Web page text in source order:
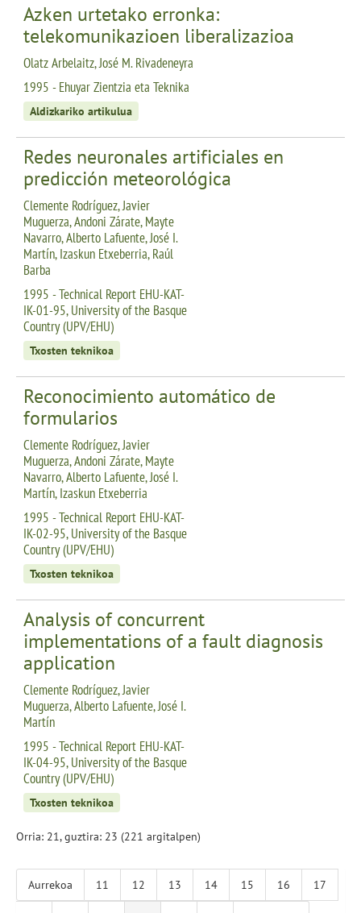
Azken urtetako erronka:
telekomunikazioen liberalizazioa
Olatz Arbelaitz, José M. Rivadeneyra
1995 - Ehuyar Zientzia eta Teknika
Aldizkariko artikulua
Redes neuronales artificiales en
predicción meteorológica
Clemente Rodríguez, Javier
Muguerza, Andoni Zárate, Mayte
Navarro, Alberto Lafuente, José I.
Martín, Izaskun Etxeberria, Raúl
Barba
1995 - Technical Report EHU-KAT-
IK-01-95, University of the Basque
Country (UPV/EHU)
Txosten teknikoa
Reconocimiento automático de
formularios
Clemente Rodríguez, Javier
Muguerza, Andoni Zárate, Mayte
Navarro, Alberto Lafuente, José I.
Martín, Izaskun Etxeberria
1995 - Technical Report EHU-KAT-
IK-02-95, University of the Basque
Country (UPV/EHU)
Txosten teknikoa
Analysis of concurrent
implementations of a fault diagnosis
application
Clemente Rodríguez, Javier
Muguerza, Alberto Lafuente, José I.
Martín
1995 - Technical Report EHU-KAT-
IK-04-95, University of the Basque
Country (UPV/EHU)
Txosten teknikoa
Orria: 21, guztira: 23 (221 argitalpen)
Aurrekoa 11 12 13 14 15 16 17